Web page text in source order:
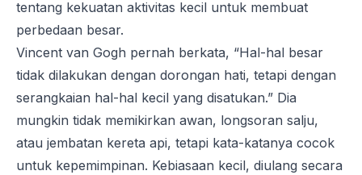
tentang kekuatan aktivitas kecil untuk membuat
perbedaan besar.
Vincent van Gogh pernah berkata, “Hal-hal besar
tidak dilakukan dengan dorongan hati, tetapi dengan
serangkaian hal-hal kecil yang disatukan.” Dia
mungkin tidak memikirkan awan, longsoran salju,
atau jembatan kereta api, tetapi kata-katanya cocok
untuk kepemimpinan. Kebiasaan kecil, diulang secara